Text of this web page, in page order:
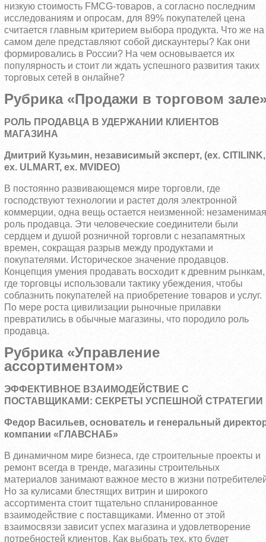
низкую стоимость FMCG-товаров, а согласно последним
исследованиям и опросам, для 89% покупателей цена
считается главным критерием выбора продукта. Что же на
самом деле представляют собой дискаунтеры? Как они
формировались в России? На чем основывается их
популярность и стоит ли ждать успешного развития таких
торговых сетей в онлайне?
Рубрика «Продажи в торговом
РОЛЬ ПРОДАВЦА В УДЕРЖАНИИ КЛИЕНТОВ
МАГАЗИНА
Дмитрий Кузьмин, независимый эксперт, (ex. CITILINK,
ex. ULMART, ex. MVIDEO)
В постоянно развивающемся мире торговли, где
господствуют технологии и растет доля электронной
коммерции, одна вещь остается неизменной: незаменимая
роль продавца. Эти человеческие соединители были
сердцем и душой розничной торговли с незапамятных
времен, сокращая разрыв между продуктами и
покупателями. Историческое значение продавцов.
Концепция умения продавать восходит к древним рынкам,
где торговцы использовали тактику убеждения, чтобы
соблазнить покупателей на приобретение товаров и услуг.
По мере роста цивилизации рыночные прилавки
превратились в обычные магазины, что породило роль
продавца.
Рубрика «Управление
ассортиментом»
ЭФФЕКТИВНОЕ ВЗАИМОДЕЙСТВИЕ С
ПОСТАВЩИКАМИ: СЕКРЕТЫ УСПЕШНОЙ СТРАТЕГИИ
Федор Васильев, основатель и генеральный
компании «ГЛАВСНАБ»
В динамичном мире бизнеса, где строительные проекты и
ремонт всегда в тренде, магазины строительных
материалов занимают важное место в жизни
Но за кулисами блестящих витрин и широкого
ассортимента стоит тщательно спланированное
взаимодействие с поставщиками. Именно от этой
взаимосвязи зависит успех магазина и удовлетворение
потребностей клиентов. Как выбрать тех, кто будет